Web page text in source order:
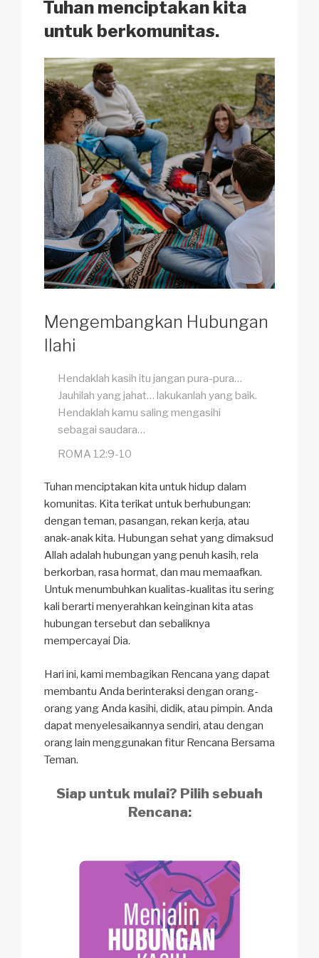
k
Tuhan menciptakan kita
untuk berkomunitas.
Mengembangkan Hubungan
Ilahi
Hendaklah kasih itu jangan pura-pura…
Jauhilah yang jahat… lakukanlah yang baik.
Hendaklah kamu saling mengasihi
sebagai saudara…
ROMA 12:9-10
Tuhan menciptakan kita untuk hidup dalam
komunitas. Kita terikat untuk berhubungan:
dengan teman, pasangan, rekan kerja, atau
anak-anak kita. Hubungan sehat yang dimaksud
Allah adalah hubungan yang penuh kasih, rela
berkorban, rasa hormat, dan mau memaafkan.
Untuk menumbuhkan kualitas-kualitas itu sering
kali berarti menyerahkan keinginan kita atas
hubungan tersebut dan sebaliknya
mempercayai Dia.
Hari ini, kami membagikan Rencana yang dapat
membantu Anda berinteraksi dengan orang-
orang yang Anda kasihi, didik, atau pimpin. Anda
dapat menyelesaikannya sendiri, atau dengan
orang lain menggunakan fitur Rencana Bersama
Teman.
Siap untuk mulai? Pilih sebuah
Rencana: